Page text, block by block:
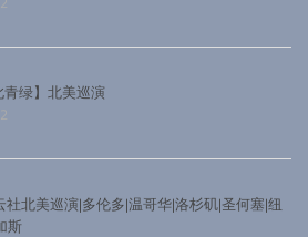
绿】北美巡演
社北美巡演|多伦多|温哥华|洛杉矶|圣何塞|纽
斯